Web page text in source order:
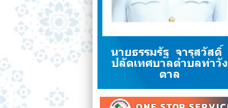
นายธรรมรัฐ จารุสวัสดิ์
ปลัดเทศบาลตำบลท่าวัง
ตาล